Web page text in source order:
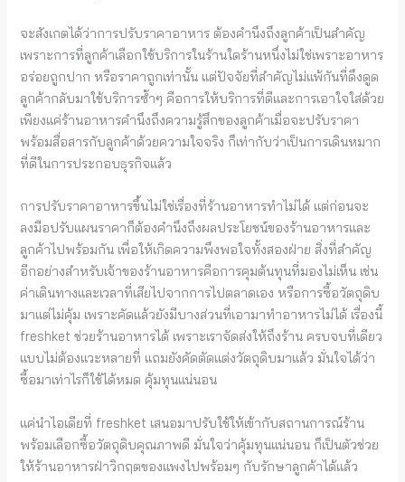
จะสังเกตได้ว่าการปรับราคาอาหาร ต้องคำนึงถึงลูกค้าเป็นสำคัญ
เพราะการที่ลูกค้าเลือกใช้บริการในร้านใดร้านหนึ่งไม่ใช่เพราะอาหาร
อร่อยถูกปาก หรือราคาถูกเท่านั้น แต่ปัจจัยที่สำคัญไม่แพ้กันที่ดึงดูด
ลูกค้ากลับมาใช้บริการซ้ำๆ คือการให้บริการที่ดีและการเอาใจใส่ด้วย
เพียงแค่ร้านอาหารคำนึงถึงความรู้สึกของลูกค้าเมื่อจะปรับราคา
พร้อมสื่อสารกับลูกค้าด้วยความใจจริง ก็เท่ากับว่าเป็นการเดินหมาก
ที่ดีในการประกอบธุรกิจแล้ว
การปรับราคาอาหารขึ้นไม่ใช่เรื่องที่ร้านอาหารทำไม่ได้ แต่ก่อนจะ
ลงมือปรับแผนราคาก็ต้องคำนึงถึงผลประโยชน์ของร้านอาหารและ
ลูกค้าไปพร้อมกัน เพื่อให้เกิดความพึงพอใจทั้งสองฝ่าย สิ่งที่สำคัญ
อีกอย่างสำหรับเจ้าของร้านอาหารคือการคุมต้นทุนที่มองไม่เห็น เช่น
ค่าเดินทางและเวลาที่เสียไปจากการไปตลาดเอง หรือการซื้อวัตถุดิบ
มาแต่ไม่คุ้ม เพราะคัดแล้วยังมีบางส่วนที่เอามาทำอาหารไม่ได้ เรื่องนี้
freshket ช่วยร้านอาหารได้ เพราะเราจัดส่งให้ถึงร้าน ครบจบที่เดียว
แบบไม่ต้องแวะหลายที่ แถมยังคัดตัดแต่งวัตถุดิบมาแล้ว มั่นใจได้ว่า
ซื้อมาเท่าไรก็ใช้ได้หมด คุ้มทุนแน่นอน
แค่นำไอเดียที่ freshket เสนอมาปรับใช้ให้เข้ากับสถานการณ์ร้าน
พร้อมเลือกซื้อวัตถุดิบคุณภาพดี มั่นใจว่าคุ้มทุนแน่นอน ก็เป็นตัวช่วย
ให้ร้านอาหารฝ่าวิกฤตของแพงไปพร้อมๆ กับรักษาลูกค้าได้แล้ว